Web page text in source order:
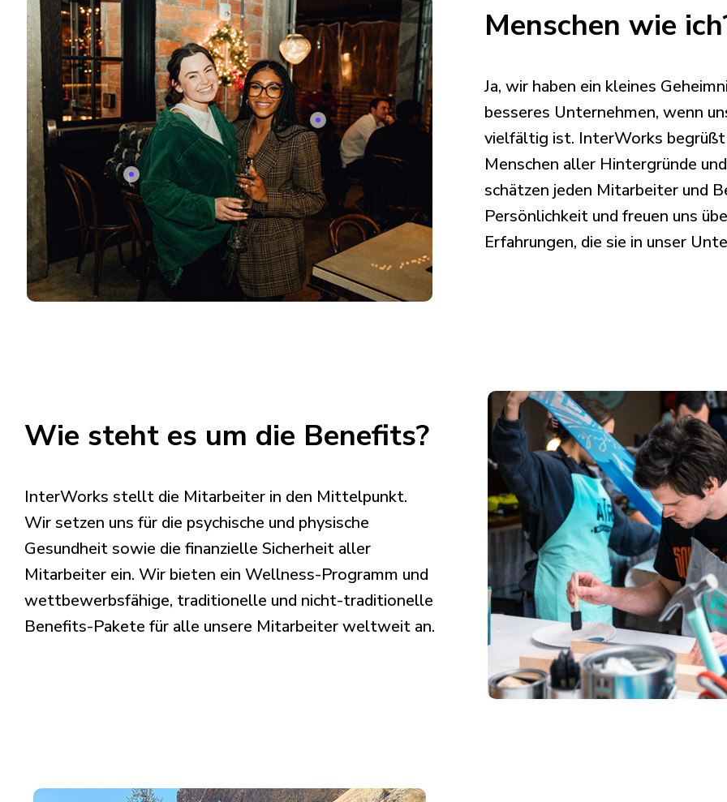
Menschen wie
Ja, wir haben ein kleines
besseres Unternehmen, wenn
vielfältig ist. InterWorks
Menschen aller Hintergründe
schätzen jeden Mitarbeiter und
Persönlichkeit und freuen uns
Erfahrungen, die sie in unser
Wie steht es um die Benefits?
InterWorks stellt die Mitarbeiter in den Mittelpunkt.
Wir setzen uns für die psychische und physische
Gesundheit sowie die finanzielle Sicherheit aller
Mitarbeiter ein. Wir bieten ein Wellness-Programm und
wettbewerbsfähige, traditionelle und nicht-traditionelle
Benefits-Pakete für alle unsere Mitarbeiter weltweit an.